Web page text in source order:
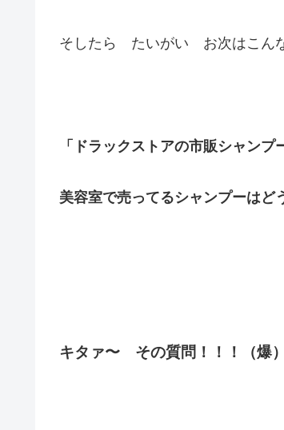
そしたら たいがい お次はこん
「ドラックストアの市販シャンプ
美容室で売ってるシャンプーはど
キタァ〜 その質問！！！（爆）